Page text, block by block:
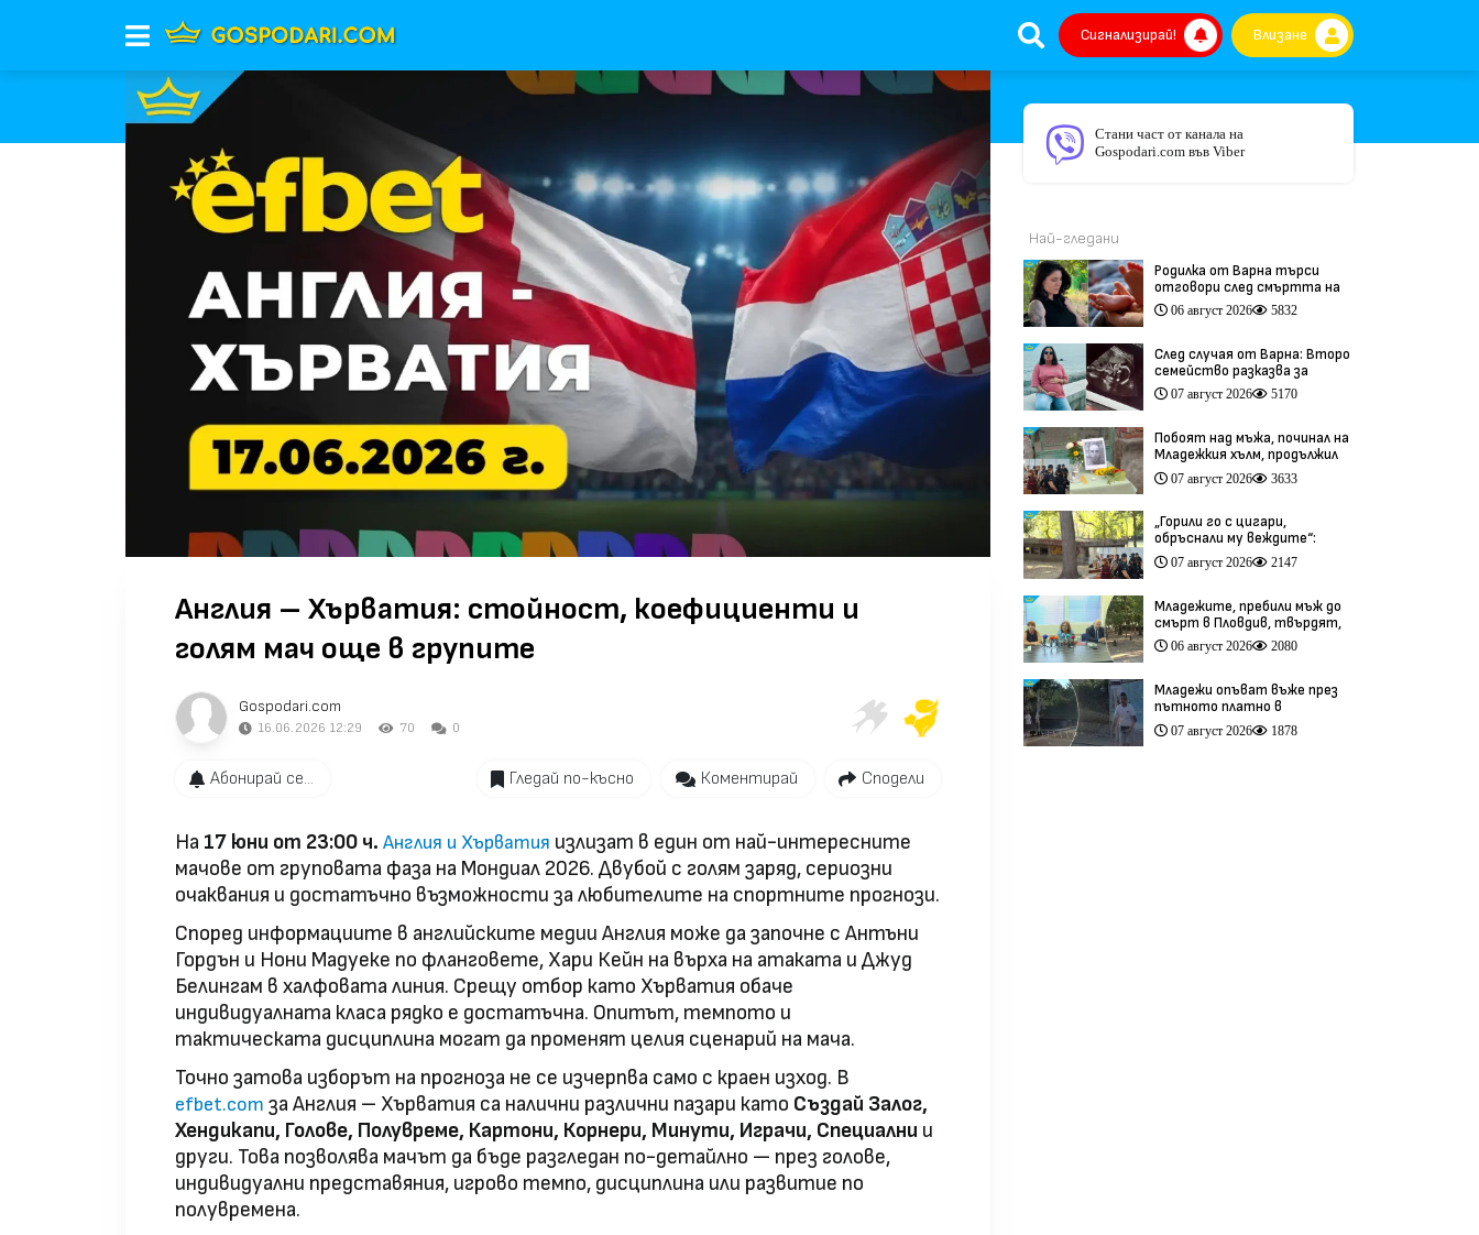
Сигнализирай! Влизане
Англия – Хърватия: стойност, коефициенти и
голям мач още в групите
Gospodari.com
16.06.2026 12:29 70 0
Абонирай се... Гледай по-късно Коментирай Сподели
На 17 юни от 23:00 ч. Англия и Хърватия излизат в един от най-интересните
мачове от груповата фаза на Мондиал 2026. Двубой с голям заряд, сериозни
очаквания и достатъчно възможности за любителите на спортните прогнози.
Според информациите в английските медии Англия може да започне с Антъни
Гордън и Нони Мадуеке по фланговете, Хари Кейн на върха на атаката и Джуд
Белингам в халфовата линия. Срещу отбор като Хърватия обаче
индивидуалната класа рядко е достатъчна. Опитът, темпото и
тактическата дисциплина могат да променят целия сценарий на мача.
Точно затова изборът на прогноза не се изчерпва само с краен изход. В
efbet.com за Англия – Хърватия са налични различни пазари като Създай Залог,
Хендикапи, Голове, Полувреме, Картони, Корнери, Минути, Играчи, Специални и
други. Това позволява мачът да бъде разгледан по-детайлно — през голове,
индивидуални представяния, игрово темпо, дисциплина или развитие по
полувремена.
Стани част от канала на
Gospodari.com във Viber
Най-гледани
Родилка от Варна търси
отговори след смъртта на
бебето ѝ дни преди секцио
(видео)
06 август 2026 5832
След случая от Варна: Второ
семейство разказва за
трагедия след бременност
при същия лекар (видео)
07 август 2026 5170
Побоят над мъжа, починал на
Младежкия хълм, продължил
повече от час (видео)
07 август 2026 3633
„Горили го с цигари,
обръснали му веждите“:
Побойниците от Пловдив
остават в ареста (видео)
07 август 2026 2147
Младежите, пребили мъж до
смърт в Пловдив, твърдят,
че са „ловци на педофили”
(видео)
06 август 2026 2080
Младежи опъват въже през
пътното платно в
столичния квартал „Обеля“
(видео)
07 август 2026 1878